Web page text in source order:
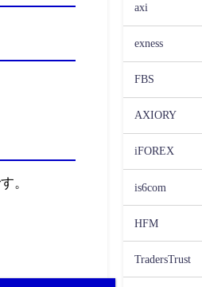
。
axi
exness
FBS
AXIORY
iFOREX
is6com
HFM
TradersTrust